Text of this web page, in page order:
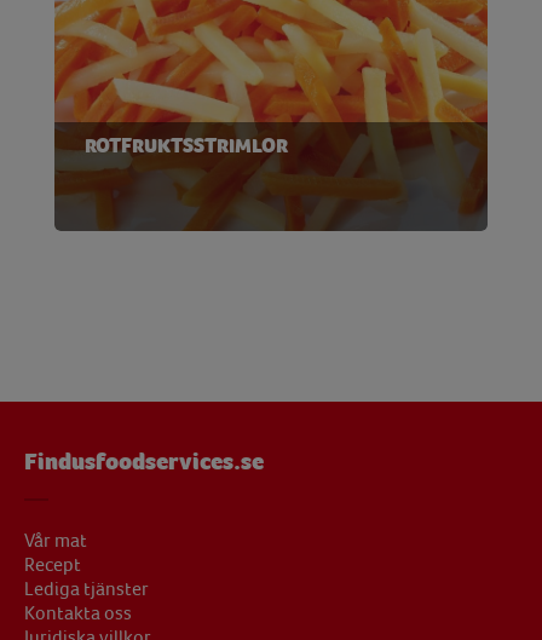
ROTFRUKTSSTRIMLOR
Findusfoodservices.se
Vår mat
Recept
Lediga tjänster
Kontakta oss